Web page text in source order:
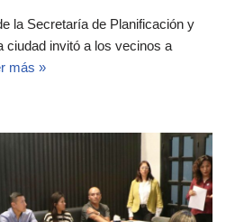
la Secretaría de Planificación y
ciudad invitó a los vecinos a
más »